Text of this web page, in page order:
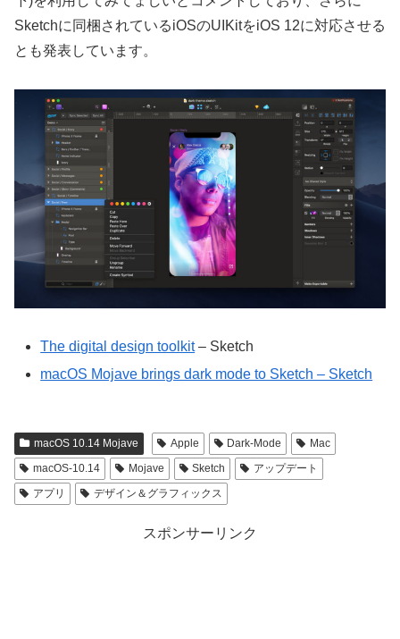
Sketchに同梱されているiOSのUIKitをiOS 12に対応させる
とも発表しています。
The digital design toolkit– Sketch
macOS Mojave brings dark mode to Sketch – Sketch
macOS 10.14 Mojave Apple Dark-Mode
Mac
macOS-10.14
Mojave Sketch
アップデート
アプリ
デザイン＆グラフィックス
スポンサーリンク